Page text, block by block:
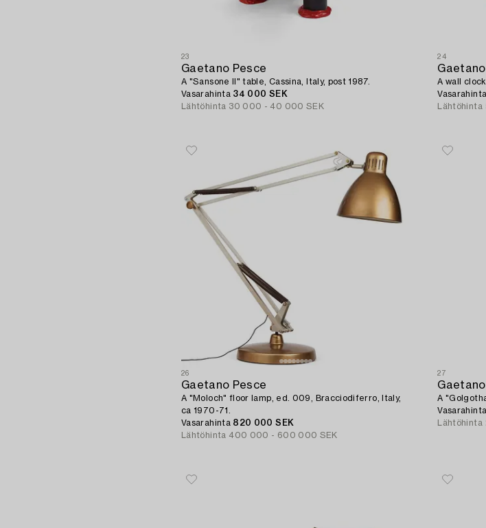
23
Gaetano Pesce
A "Sansone II" table, Cassina, Italy, post 1987.
Vasarahinta 34 000 SEK
Lähtöhinta 30 000 - 40 000 SEK
24
A wall
Vasarahinta
Lähtöhinta
26
Gaetano Pesce
A "Moloch" floor lamp, ed. 009, Bracciodiferro, Italy,
ca 1970-71.
Vasarahinta 820 000 SEK
Lähtöhinta 400 000 - 600 000 SEK
27
A
Vasarahinta
Lähtöhinta